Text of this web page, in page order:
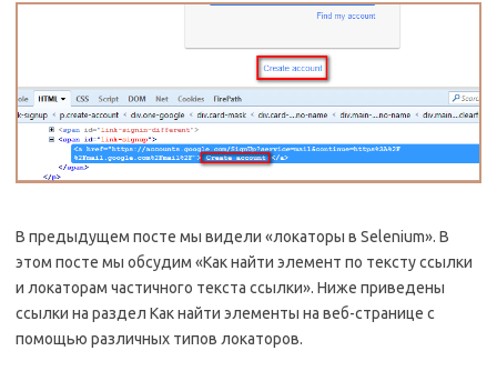
В предыдущем посте мы видели «локаторы в Selenium». В
этом посте мы обсудим «Как найти элемент по тексту ссылки
и локаторам частичного текста ссылки». Ниже приведены
ссылки на раздел Как найти элементы на веб-странице с
помощью различных типов локаторов.